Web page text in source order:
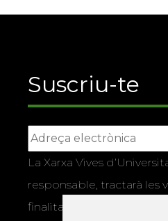
Suscriu-te
La Xarxa Vives
responsable, tractarà les
finalitat de gestionar la